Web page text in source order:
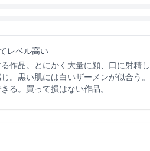
レベル高い
作品。とにかく大量に顔、口に射精
。黒い肌には白いザーメンが似合う
る。買って損はない作品。